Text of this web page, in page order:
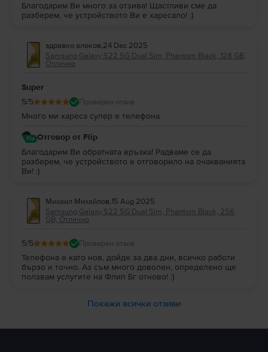
Благодарим Ви много за отзива! Щастливи сме да
разберем, че устройството Ви е харесало! :)
здравко алеков,24 Dec 2025
Samsung Galaxy S22 5G Dual Sim, Phantom Black, 128 GB,
Отлично
Super
5/5 Проверен отзив
Mного ми хареса супер е телефона
Отговор от Flip
Благодарим Ви обратната връзка! Радваме се да
разберем, че устройството е отговорило на очакванията
Ви! :)
Михаил Михайлов,15 Aug 2025
Samsung Galaxy S22 5G Dual Sim, Phantom Black, 256
GB, Отлично
5/5 Проверен отзив
Телефона е като нов, дойде за два дни, всичко работи
бързо и точно. Аз съм много доволен, определено ще
ползвам услугите на Флип Бг отново! :)
Покажи всички отзиви